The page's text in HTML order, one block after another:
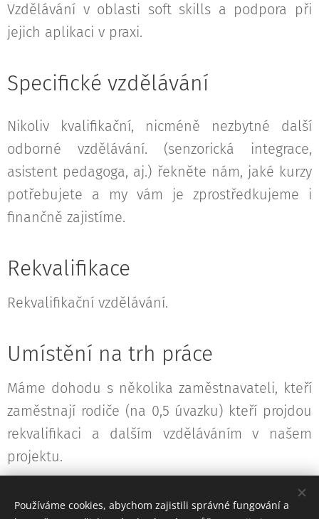
Vzdělávání v oblasti soft skills a podpora při
jejich aplikaci v praxi.
Specifické vzdělávání
Nikoliv kvalifikační, nicméně nezbytné další
odborné vzdělávání. (senzorická integrace,
asistent pedagoga, aj.) řekněte nám, jaké kurzy
potřebujete a my vám je zprostředkujeme i
finančně zajistíme.
Rekvalifikace
Rekvalifikační vzdělávání.
Umístění na trh práce
Máme dohodu s několika zaměstnavateli, kteří
zaměstnají rodiče (na 0,5 úvazku) kteří projdou
rekvalifikaci a dalším vzděláváním v našem
projektu.
Používáme cookies, abychom zajistili správné fungování a